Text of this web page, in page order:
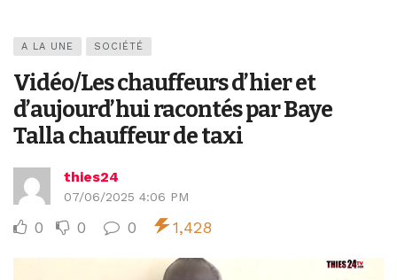
A LA UNE SOCIÉTÉ
Vidéo/Les chauffeurs d’hier et
d’aujourd’hui racontés par Baye
Talla chauffeur de taxi
thies24
07/06/2025 4:06 PM
0 0 0 1,428